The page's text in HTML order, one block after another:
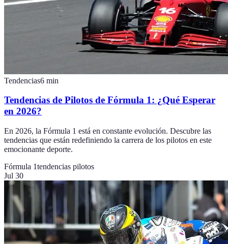
Tendencias6 min
Tendencias de Pilotos de Fórmula 1: ¿Qué Esperar
en 2026?
En 2026, la Fórmula 1 está en constante evolución. Descubre las
tendencias que están redefiniendo la carrera de los pilotos en este
emocionante deporte.
Fórmula 1tendencias pilotos
Jul 30